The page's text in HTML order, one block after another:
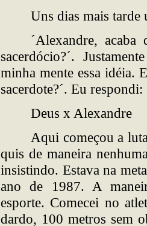
Uns dias mais tarde
´Alexandre,
sacerdócio?´.
minha mente essa idéia.
sacerdote?´. Eu respondi:
Deus x Alexandre
Aqui começou a
quis de maneira
insistindo. Estava na
ano de 1987. A
esporte. Comecei no
dardo, 100 metros sem